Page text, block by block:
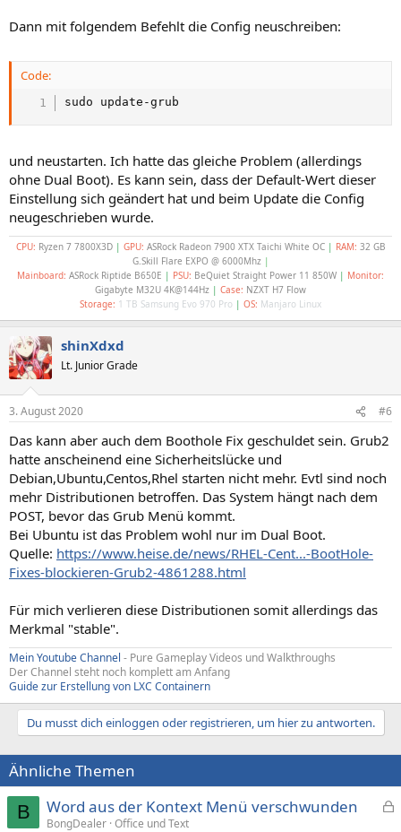
Dann mit folgendem Befehlt die Config neuschreiben:
Code:
sudo update-grub
und neustarten. Ich hatte das gleiche Problem (allerdings
ohne Dual Boot). Es kann sein, dass der Default-Wert dieser
Einstellung sich geändert hat und beim Update die Config
neugeschrieben wurde.
CPU: Ryzen 7 7800X3D| GPU: ASRock Radeon 7900 XTX Taichi White OC | RAM: 32 GB
G.Skill Flare EXPO @ 6000Mhz |
Mainboard: ASRock Riptide B650E | PSU: BeQuiet Straight Power 11 850W | Monitor:
Gigabyte M32U 4K@144Hz | Case: NZXT H7 Flow
Storage: 1 TB Samsung Evo 970 Pro | OS: Manjaro Linux
shinXdxd
Lt. Junior Grade
3. August 2020 #6
Das kann aber auch dem Boothole Fix geschuldet sein. Grub2
hatte anscheinend eine Sicherheitslücke und
Debian,Ubuntu,Centos,Rhel starten nicht mehr. Evtl sind noch
mehr Distributionen betroffen. Das System hängt nach dem
POST, bevor das Grub Menü kommt.
Bei Ubuntu ist das Problem wohl nur im Dual Boot.
Quelle: https://www.heise.de/news/RHEL-Cent...-BootHole-
Fixes-blockieren-Grub2-4861288.html
Für mich verlieren diese Distributionen somit allerdings das
Merkmal "stable".
Mein Youtube Channel - Pure Gameplay Videos und Walkthroughs
Der Channel steht noch komplett am Anfang
Guide zur Erstellung von LXC Containern
Du musst dich einloggen oder registrieren, um hier zu antworten.
Ähnliche Themen
B Word aus der Kontext Menü verschwunden
BongDealer Office und Text